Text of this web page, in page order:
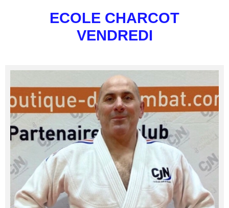
ECOLE CHARCOT
VENDREDI